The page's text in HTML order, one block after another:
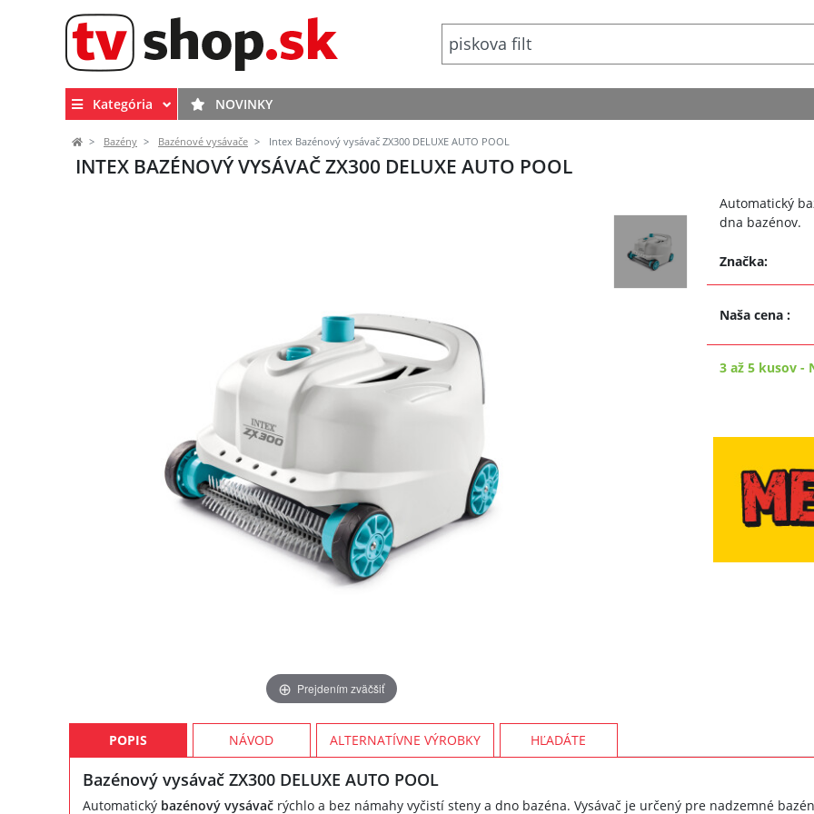
Kategória NOVINKY
Bazény Bazénové vysávače Intex Bazénový vysávač ZX300 DELUXE AUTO POOL
INTEX BAZÉNOVÝ VYSÁVAČ ZX300 DELUXE AUTO POOL
Prejdením zväčšiť
Automatický
dna bazénov.
Značka:
Naša cena:
3 až 5 kusov -
POPIS NÁVOD ALTERNATÍVNE VÝROBKY HĽADÁTE
Bazénový vysávač ZX300 DELUXE AUTO POOL
Automatickýbazénový vysávačrýchlo a bez námahy vyčistí steny a dno bazéna. Vysávač je určený pre nadzemné